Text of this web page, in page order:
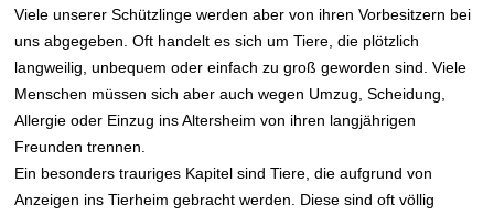
Viele unserer Schützlinge werden aber von ihren Vorbesitzern bei
uns abgegeben. Oft handelt es sich um Tiere, die plötzlich
langweilig, unbequem oder einfach zu groß geworden sind. Viele
Menschen müssen sich aber auch wegen Umzug, Scheidung,
Allergie oder Einzug ins Altersheim von ihren langjährigen
Freunden trennen.
Ein besonders trauriges Kapitel sind Tiere, die aufgrund von
Anzeigen ins Tierheim gebracht werden. Diese sind oft völlig